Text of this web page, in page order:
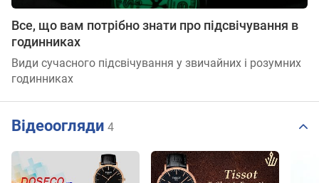
Все, що вам потрібно знати про підсвічування в
годинниках
Види сучасного підсвічування у звичайних і розумних
годинниках
Відеоогляди 4